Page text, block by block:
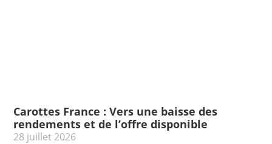
Carottes France : Vers une baisse des
rendements et de l’offre disponible
28 juillet 2026